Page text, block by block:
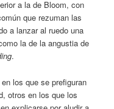
a la de Bloom, con
que rezuman las
a lanzar al ruedo una
la de la angustia de
.
los que se prefiguran
otros en los que los